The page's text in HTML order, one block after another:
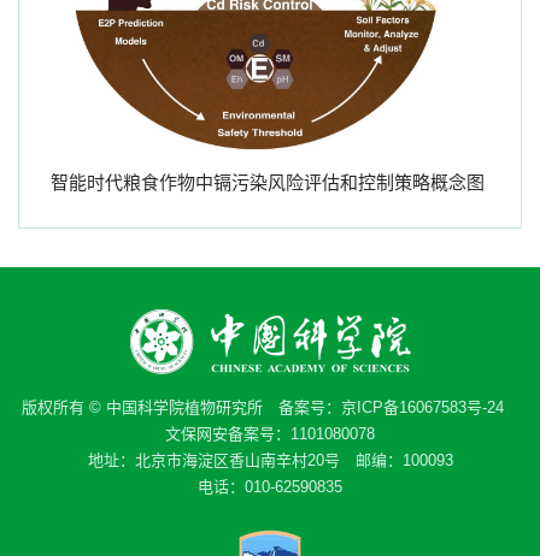
智能时代粮食作物中镉污染风险评估和控制策略概念图
版权所有 © 中国科学院植物研究所 备案号： 京ICP备16067583号-24
文保网安备案号：1101080078
地址：北京市海淀区香山南辛村20号 邮编：100093
电话：010-62590835